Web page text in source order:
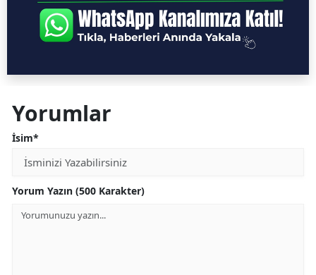
Yorumlar
İsim*
Yorum Yazın (500 Karakter)